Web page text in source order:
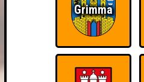
Grimma